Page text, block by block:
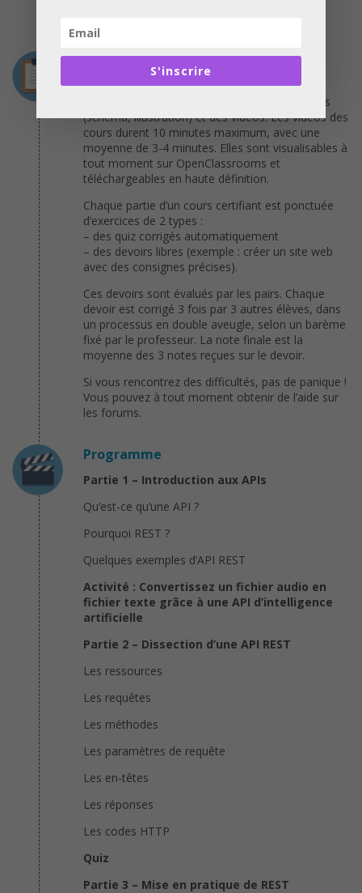
Déroulement
Chaque cours est composé d’une ou plusieurs
parties et peut comporter du texte, des images
(schéma, illustration) et des vidéos. Les vidéos des
cours durent 10 minutes maximum, avec une
moyenne de 3-4 minutes. Elles sont visualisables à
tout moment sur OpenClassrooms et
téléchargeables en haute définition.
Chaque partie d’un cours certifiant est ponctuée
d’exercices de 2 types :
– des quiz corrigés automatiquement
– des devoirs libres (exemple : créer un site web
avec des consignes précises).
Ces devoirs sont évalués par les pairs. Chaque
devoir est corrigé 3 fois par 3 autres élèves, dans
un processus en double aveugle, selon un barème
fixé par le professeur. La note finale est la
moyenne des 3 notes reçues sur le devoir.
Si vous rencontrez des difficultés, pas de panique !
Vous pouvez à tout moment obtenir de l’aide sur
les forums.
Programme
Partie 1 – Introduction aux APIs
Qu’est-ce qu’une API ?
Pourquoi REST ?
Quelques exemples d’API REST
Activité : Convertissez un fichier audio en
fichier texte grâce à une API d’intelligence
artificielle
Partie 2 – Dissection d’une API REST
Les ressources
Les requêtes
Les méthodes
Les paramètres de requête
Les en-têtes
Les réponses
Les codes HTTP
Quiz
Partie 3 – Mise en pratique de REST
S'inscrire